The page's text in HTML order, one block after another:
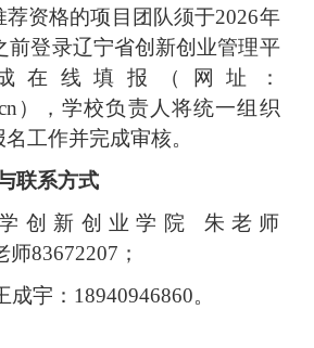
荐资格的项目 团队须于2026年
前登录辽宁省创新创业管理平
在线填报（网址：
），学校负责人将统一组织
名工作并完成审核。
联系方式
创新创业学院 朱老师
师83672207；
成宇： 18940946860。